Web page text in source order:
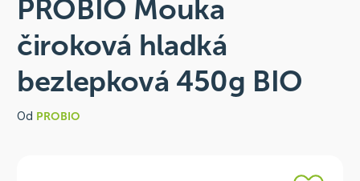
PROBIO Mouka
čiroková hladká
bezlepková 450g BIO
Od PROBIO